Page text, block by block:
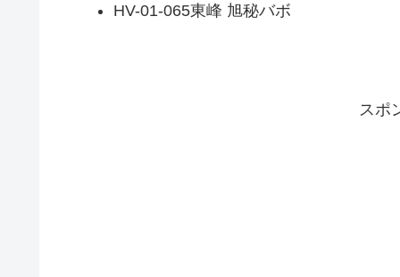
HV-01-065東峰 旭秘バボ
スポ